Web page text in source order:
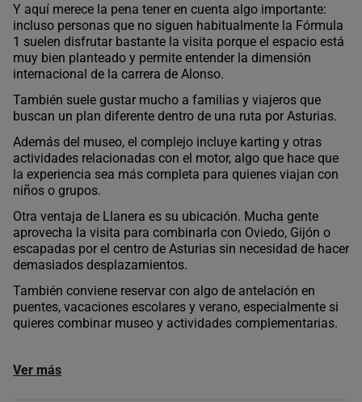
Y aquí merece la pena tener en cuenta algo importante:
incluso personas que no siguen habitualmente la Fórmula
1 suelen disfrutar bastante la visita porque el espacio está
muy bien planteado y permite entender la dimensión
internacional de la carrera de Alonso.
También suele gustar mucho a familias y viajeros que
buscan un plan diferente dentro de una ruta por Asturias.
Además del museo, el complejo incluye karting y otras
actividades relacionadas con el motor, algo que hace que
la experiencia sea más completa para quienes viajan con
niños o grupos.
Otra ventaja de Llanera es su ubicación. Mucha gente
aprovecha la visita para combinarla con Oviedo, Gijón o
escapadas por el centro de Asturias sin necesidad de hacer
demasiados desplazamientos.
También conviene reservar con algo de antelación en
puentes, vacaciones escolares y verano, especialmente si
quieres combinar museo y actividades complementarias.
Ver más